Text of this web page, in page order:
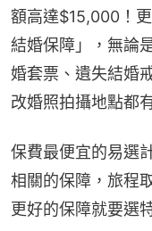
額高達$15,000！
結婚保障」，無論
婚套票、遺失結婚
改婚照拍攝地點都
保費最便宜的易選
相關的保障，旅程
更好的保障就要選